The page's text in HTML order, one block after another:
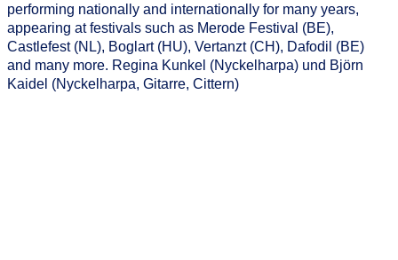
performing nationally and internationally for many years,
appearing at festivals such as Merode Festival (BE),
Castlefest (NL), Boglart (HU), Vertanzt (CH), Dafodil (BE)
and many more. Regina Kunkel (Nyckelharpa) und Björn
Kaidel (Nyckelharpa, Gitarre, Cittern)